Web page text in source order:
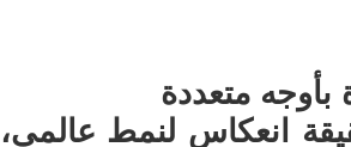
متعددة
انعكاس لنمط عالمي،